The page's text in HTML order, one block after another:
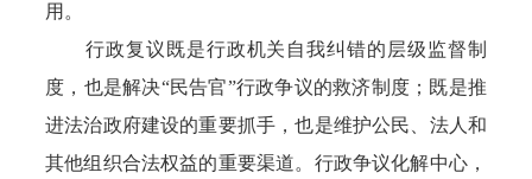
用。
行政复议既是行政机关自我纠错的层级监督制
度，也是解决“民告官”行政争议的救济制度；既是推
进法治政府建设的重要抓手，也是维护公民、法人和
其他组织合法权益的重要渠道。行政争议化解中心，